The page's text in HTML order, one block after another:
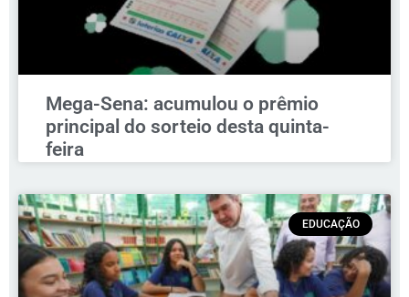
Mega-Sena: acumulou o prêmio
principal do sorteio desta quinta-
feira
EDUCAÇÃO